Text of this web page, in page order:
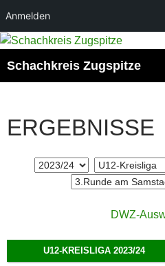
Anmelden
Zum
springen
Schachkreis Zugspitze
ERGEBNISSE
DWZ-
U12-KREISLIGA 2023/24